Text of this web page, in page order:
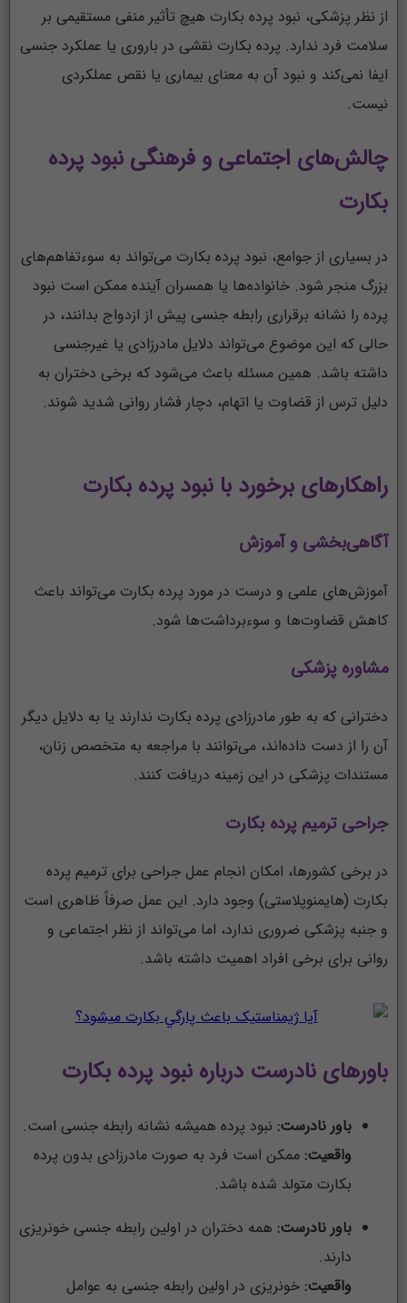
از نظر پزشکی، نبود پرده بکارت هیچ تأثیر منفی مستقیمی بر
سلامت فرد ندارد. پرده بکارت نقشی در باروری یا عملکرد جنسی
ایفا نمی‌کند و نبود آن به معنای بیماری یا نقص عملکردی
نیست.
چالش‌های اجتماعی و فرهنگی نبود پرده
بکارت
در بسیاری از جوامع، نبود پرده بکارت می‌تواند به سوءتفاهم‌های
بزرگ منجر شود. خانواده‌ها یا همسران آینده ممکن است نبود
پرده را نشانه برقراری رابطه جنسی پیش از ازدواج بدانند، در
حالی که این موضوع می‌تواند دلایل مادرزادی یا غیرجنسی
داشته باشد. همین مسئله باعث می‌شود که برخی دختران به
دلیل ترس از قضاوت یا اتهام، دچار فشار روانی شدید شوند.
راهکارهای برخورد با نبود پرده بکارت
آگاهی‌بخشی و آموزش
آموزش‌های علمی و درست در مورد پرده بکارت می‌تواند باعث
کاهش قضاوت‌ها و سوءبرداشت‌ها شود.
مشاوره پزشکی
دخترانی که به طور مادرزادی پرده بکارت ندارند یا به دلایل دیگر
آن را از دست داده‌اند، می‌توانند با مراجعه به متخصص زنان،
مستندات پزشکی در این زمینه دریافت کنند.
جراحی ترمیم پرده بکارت
در برخی کشورها، امکان انجام عمل جراحی برای ترمیم پرده
بکارت (هایمنوپلاستی) وجود دارد. این عمل صرفاً ظاهری است
و جنبه پزشکی ضروری ندارد، اما می‌تواند از نظر اجتماعی و
روانی برای برخی افراد اهمیت داشته باشد.
باورهای نادرست درباره نبود پرده بکارت
باور نادرست: نبود پرده همیشه نشانه رابطه جنسی است.
واقعیت: ممکن است فرد به صورت مادرزادی بدون پرده
بکارت متولد شده باشد.
باور نادرست: همه دختران در اولین رابطه جنسی خونریزی
دارند.
واقعیت: خونریزی در اولین رابطه جنسی به عوامل